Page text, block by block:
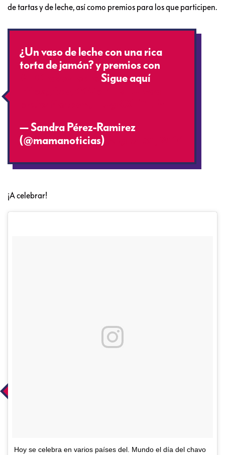
de tartas y de leche, así como premios para los que participen.
¿Un vaso de leche con una rica
torta de jamón? y premios con
Sigue aquí
— Sandra Pérez-Ramirez
(@mamanoticias)
¡A celebrar!
Hoy se celebra en varios países del. Mundo el día del chavo